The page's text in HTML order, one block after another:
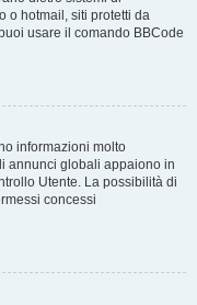
o hotmail, siti protetti da
usare il comando BBCode
informazioni molto
annunci globali appaiono in
Utente. La possibilità di
concessi